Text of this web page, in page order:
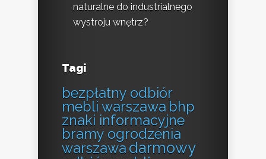
naturalne do industrialnego
wystroju wnętrz?
Tagi
bezpłatny odbiór
mebli warszawa bhp
znaki informacyjne
bramy ogrodzenia
warszawa darmowy